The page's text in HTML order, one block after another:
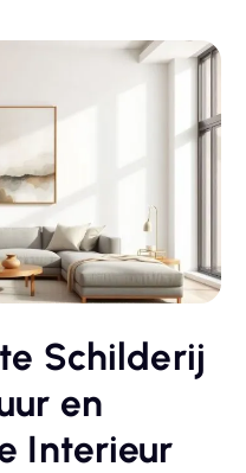
Schilderij
en
Interieur